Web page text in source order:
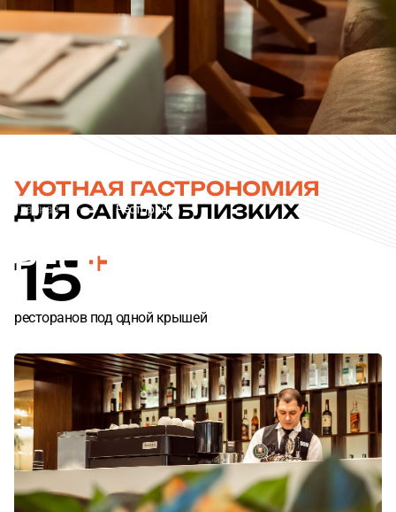
Главная Рестораны
РЕСТОРАНЫ
УЮТНАЯ ГАСТРОНОМИЯ
ДЛЯ САМЫХ БЛИЗКИХ
15
ресторанов под одной крышей
политикой конфиденциальности
ОТПРАВИТЬ
политикой конфиденциальности
ОТПРАВИТЬ